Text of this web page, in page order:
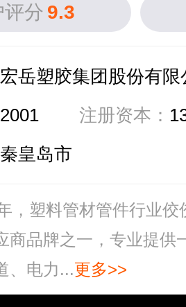
评分 9.3
宏岳塑胶集团股份有限
2001 注册资本：
秦皇岛市
，塑料管材管件行业
商品牌之一，专业提供
、电力...更多>>